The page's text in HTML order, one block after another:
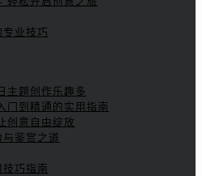
业技巧
主题创作乐趣多
门到精通的实用指南
创意自由绽放
鉴赏之道
巧指南